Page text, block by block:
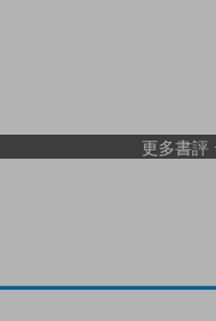
更多書評